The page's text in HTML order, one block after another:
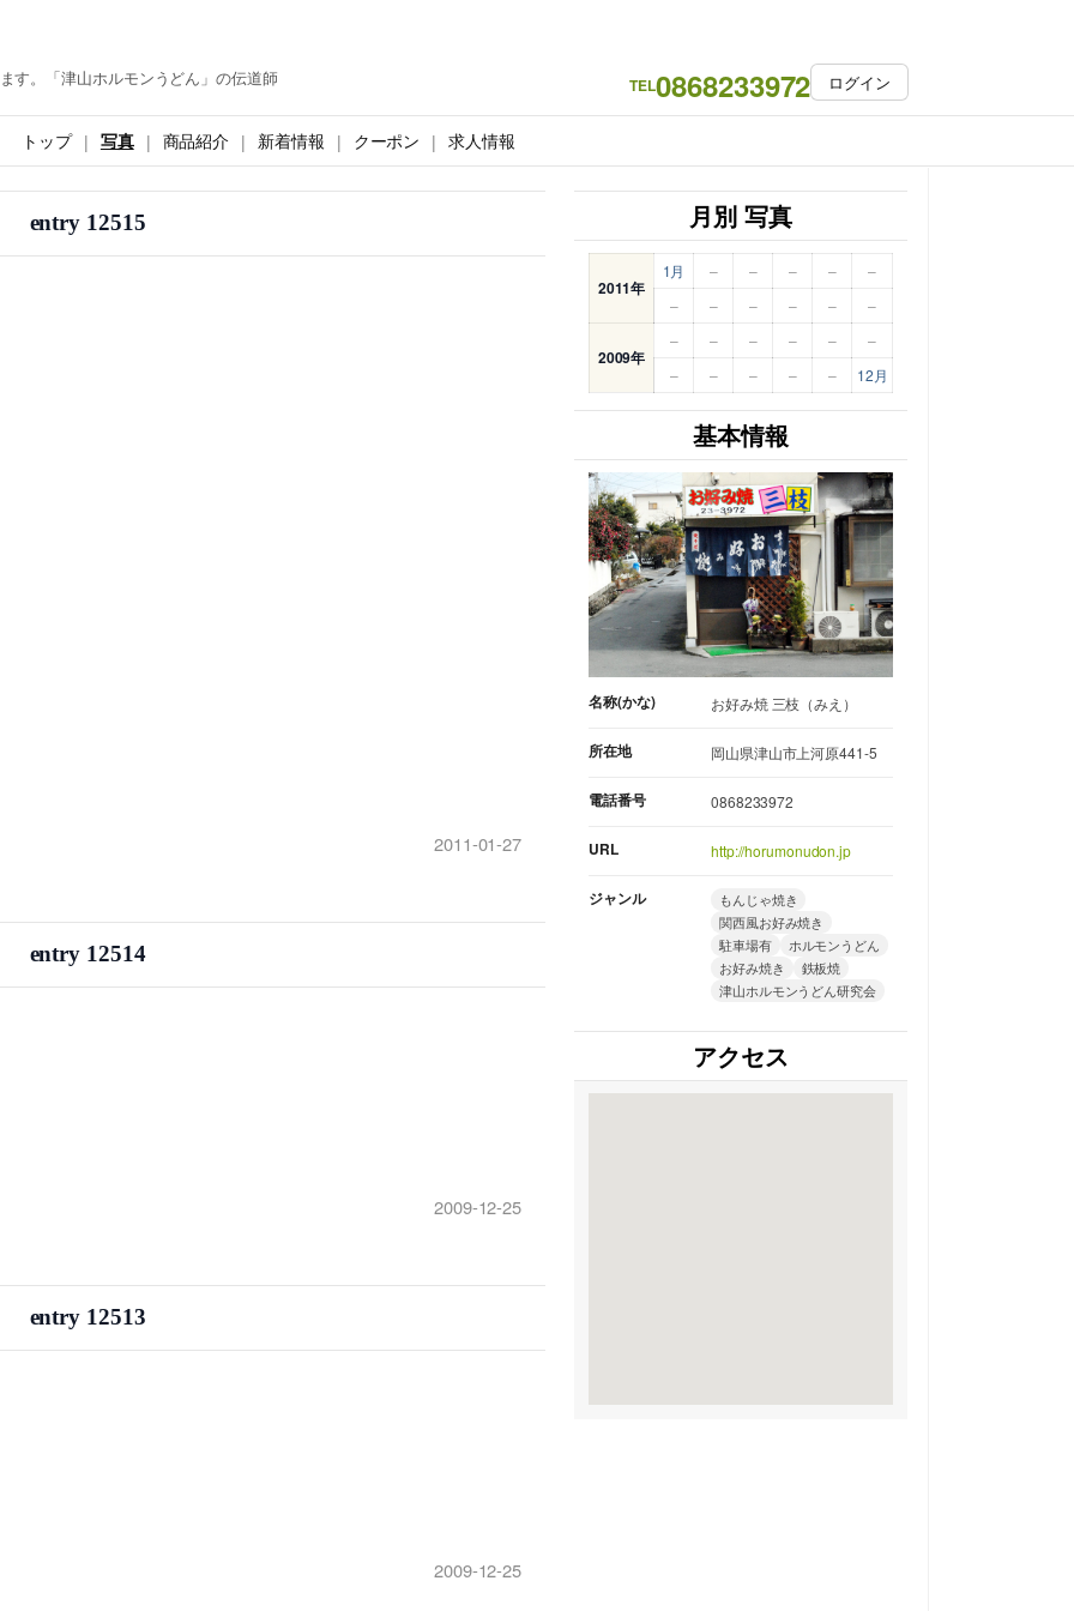
す。「津山ホルモンうどん」の伝道師 TEL0868233972 ログイン
トップ 写真 商品紹介 新着情報 クーポン 求人情報
entry 12515
2011-01-27
entry 12514
2009-12-25
entry 12513
2009-12-25
月別 写真
2011年
1月 – – – –
–
–
– – – – –
2009年
– – – – –
–
–
– – – – 12月
基本情報
名称(かな) お好み焼 三枝（みえ）
所在地 岡山県津山市上河原441-5
電話番号 0868233972
URL http://horumonudon.jp
ジャンル
もんじゃ焼き
関西風お好み焼き
駐車場有
ホルモンうどん
お好み焼き
鉄板焼
津山ホルモンうどん研究会
アクセス